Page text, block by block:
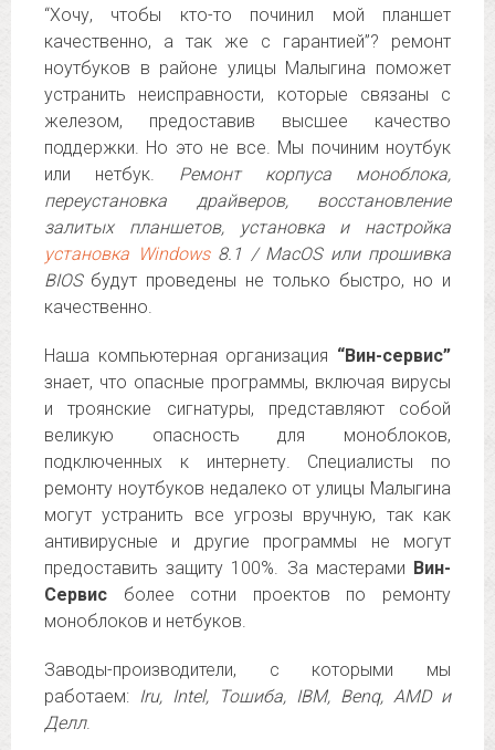
“Хочу, чтобы кто-то починил мой планшет
качественно, а так же с гарантией”? ремонт
ноутбуков в районе улицы Малыгина поможет
устранить неисправности, которые связаны с
железом, предоставив высшее качество
поддержки. Но это не все. Мы починим ноутбук
или нетбук. Ремонт корпуса моноблока,
переустановка драйверов, восстановление
залитых планшетов, установка и настройка
установка Windows8.1 / MacOS или прошивка
BIOSбудут проведены не только быстро, но и
качественно.
Наша компьютерная организация “Вин-сервис”
знает, что опасные программы, включая вирусы
и троянские сигнатуры, представляют собой
великую опасность для моноблоков,
подключенных к интернету. Специалисты по
ремонту ноутбуков недалеко от улицы Малыгина
могут устранить все угрозы вручную, так как
антивирусные и другие программы не могут
предоставить защиту 100%. За мастерами Вин-
Сервис более сотни проектов по ремонту
моноблоков и нетбуков.
Заводы-производители, с которыми мы
работаем: Iru, Intel, Тошиба, IBM, Benq, AMD и
Делл.